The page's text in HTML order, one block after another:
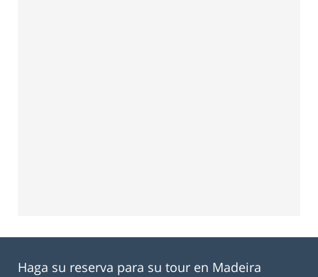
Haga su reserva para su tour en Madeira